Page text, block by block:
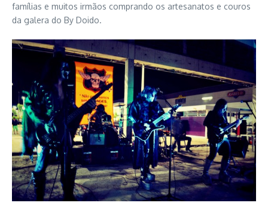
famílias e muitos irmãos comprando os artesanatos e couros
da galera do By Doido.